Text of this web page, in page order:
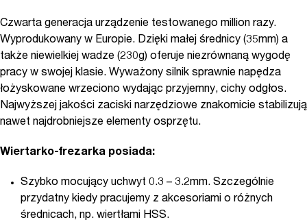
Czwarta generacja urządzenie testowanego million razy.
Wyprodukowany w Europie. Dzięki małej średnicy (35mm) a
także niewielkiej wadze (230g) oferuje niezrównaną wygodę
pracy w swojej klasie. Wyważony silnik sprawnie napędza
łożyskowane wrzeciono wydając przyjemny, cichy odgłos.
Najwyższej jakości zaciski narzędziowe znakomicie stabilizują
nawet najdrobniejsze elementy osprzętu.
Wiertarko-frezarka posiada:
Szybko mocujący uchwyt 0.3 – 3.2mm. Szczególnie
przydatny kiedy pracujemy z akcesoriami o różnych
średnicach, np. wiertłami HSS.